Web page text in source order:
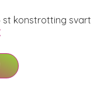
st konstrotting svart